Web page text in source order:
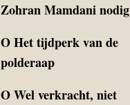
Zohran Mamdani nodig
OHet tijdperk van de
polderaap
OWel verkracht, niet